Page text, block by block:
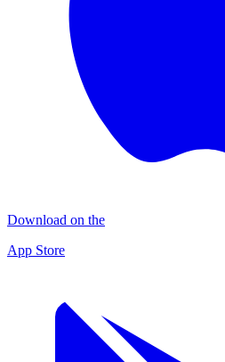
Download on the
App Store